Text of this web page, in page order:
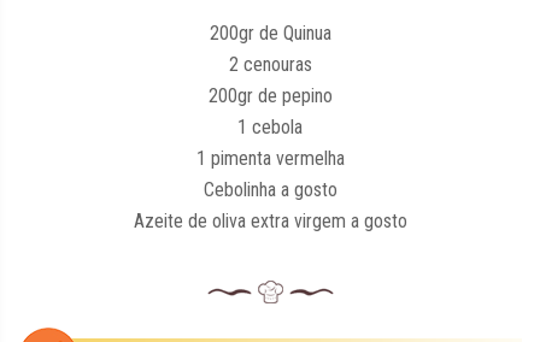
200gr de Quinua
2 cenouras
200gr de pepino
1 cebola
1 pimenta vermelha
Cebolinha a gosto
Azeite de oliva extra virgem a gosto